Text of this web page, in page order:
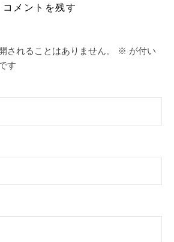
コメントを残す
されることはありません。 ※ が付い
す